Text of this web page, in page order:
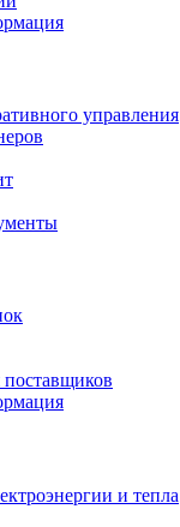
управления
и тепла